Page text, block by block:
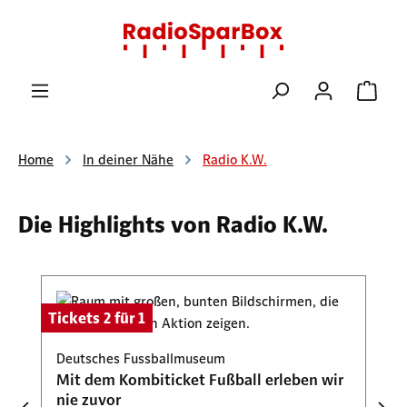
Zum Hauptinhalt springen
Home In deiner Nähe Radio K.W.
Die Highlights von Radio K.W.
Tickets 2 für 1
Deutsches Fussballmuseum
Mit dem Kombiticket Fußball erleben wir
nie zuvor